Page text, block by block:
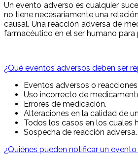
Un evento adverso es cualquier
no tiene necesariamente una
causal. Una reacción adversa de
farmacéutico en el ser humano
¿Qué eventos adversos deben ser
Eventos adversos o
Uso incorrecto de
Errores de medicación.
Alteraciones en la calidad de
Todos los casos en los cuales
Sospecha de reacción adversa.
¿Quiénes pueden notificar un